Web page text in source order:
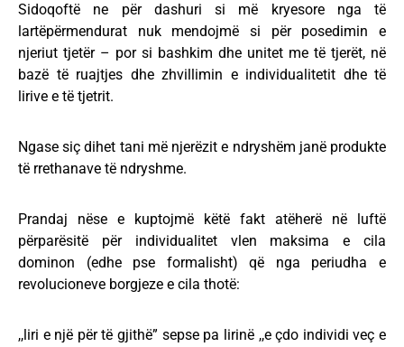
Sidoqoftë ne për dashuri si më kryesore nga të
lartëpërmendurat nuk mendojmë si për posedimin e
njeriut tjetër – por si bashkim dhe unitet me të tjerët, në
bazë të ruajtjes dhe zhvillimin e individualitetit dhe të
lirive e të tjetrit.
Ngase siç dihet tani më njerëzit e ndryshëm janë produkte
të rrethanave të ndryshme.
Prandaj nëse e kuptojmë këtë fakt atëherë në luftë
përparësitë për individualitet vlen maksima e cila
dominon (edhe pse formalisht) që nga periudha e
revolucioneve borgjeze e cila thotë:
,,liri e një për të gjithë” sepse pa lirinë ,,e çdo individi veç e